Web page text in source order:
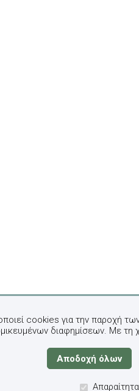
cookies για την παροχή
διαφημίσεων. Με